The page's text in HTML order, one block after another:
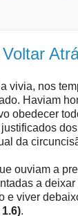
vivia, nos
Haviam
obedecer
da
ouviam a
a
e viver
.